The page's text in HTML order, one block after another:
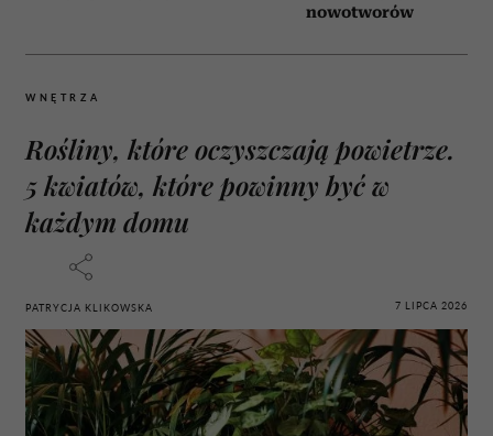
nowotworów
WNĘTRZA
Rośliny, które oczyszczają powietrze.
5 kwiatów, które powinny być w
każdym domu
PATRYCJA KLIKOWSKA 7 LIPCA 2026